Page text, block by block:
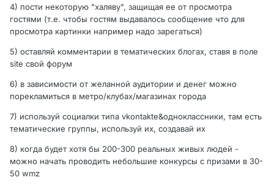
4) пости некоторую "халяву", защищая ее от просмотра
гостями (т.е. чтобы гостям выдавалось сообщение что для
просмотра картинки например надо зарегаться)
5) оставляй комментарии в тематических блогах, ставя в поле
site свой форум
6) в зависимости от желанной аудитории и денег можно
порекламиться в метро/клубах/магазинах города
7) используй социалки типа vkontakte&одноклассники, там есть
тематические группы, используй их, создавай их
8) когда будет хотя бы 200-300 реальных живых людей -
можно начать проводить небольшие конкурсы с призами в 30-
50 wmz